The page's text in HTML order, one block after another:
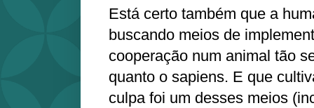
Está certo também que a
buscando meios de
cooperação num animal tão
quanto o sapiens. E que
culpa foi um desses meios